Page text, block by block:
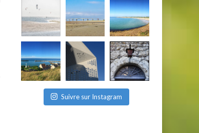
Suivre sur Instagram